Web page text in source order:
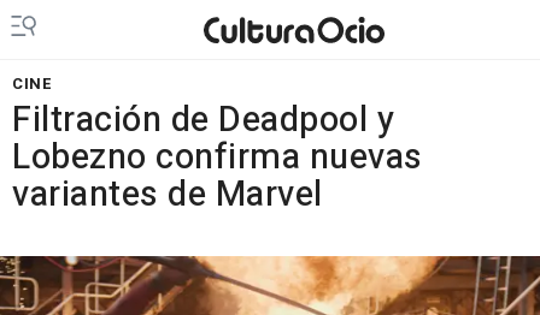
CINE
Filtración de Deadpool y
Lobezno confirma nuevas
variantes de Marvel